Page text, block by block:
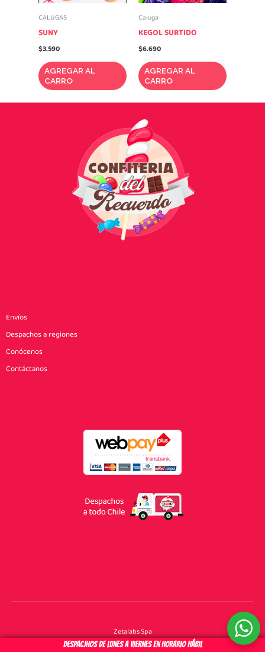
DESPACJHOS DE LUNES A VIERNES EN HORARIO HÁBIL
CALUGAS
SUNY
$3.590
AGREGAR AL
CARRO
Caluga
KEGOL SURTIDO
$6.690
AGREGAR AL
CARRO
Envíos
Despachos a regiones
Conócenos
Contáctanos
Zetalabs Spa
F I Y